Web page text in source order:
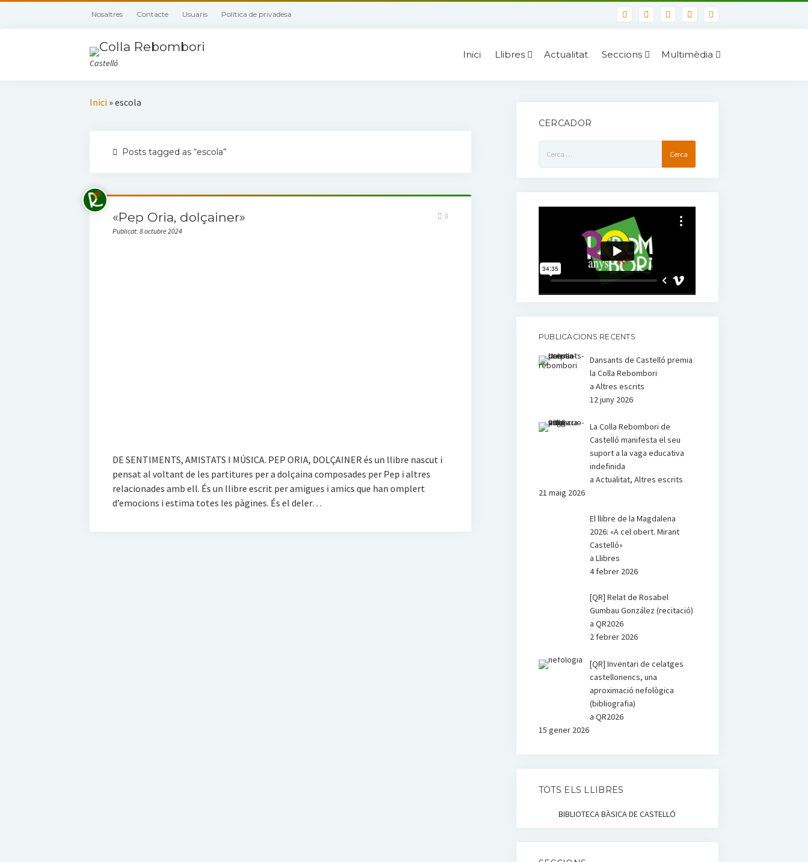
Nosaltres Contacte Usuaris Política de privadesa
Castelló
Inici Llibres Actualitat Seccions Multimèdia
Inici »escola
Posts tagged as “escola”
«Pep Oria, dolçainer»
Publicat: 8 octubre 2024
0
DE SENTIMENTS, AMISTATS I MÚSICA. PEP ORIA, DOLÇAINER és un llibre nascut i
pensat al voltant de les partitures per a dolçaina composades per Pep i altres
relacionades amb ell. És un llibre escrit per amigues i amics que han omplert
d’emocions i estima totes les pàgines. És el deler…
CERCADOR
PUBLICACIONS RECENTS
Dansants de Castelló premia
la Colla Rebombori
a Altres escrits
12 juny 2026
La Colla Rebombori de
Castelló manifesta el seu
suport a la vaga educativa
indefinida
a Actualitat, Altres escrits
21 maig 2026
El llibre de la Magdalena
2026: «A cel obert. Mirant
Castelló»
a Llibres
4 febrer 2026
[QR] Relat de Rosabel
Gumbau González (recitació)
a QR2026
2 febrer 2026
[QR] Inventari de celatges
castellonencs, una
aproximació nefològica
(bibliografia)
a QR2026
15 gener 2026
TOTS ELS LLIBRES
BIBLIOTECA BÀSICA DE CASTELLÓ